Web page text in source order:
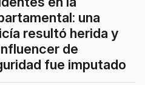
una
resultó herida y
de
fue imputado